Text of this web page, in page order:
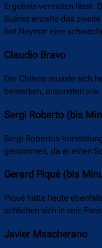
Ergebnis vermuten lässt.
Suárez erzielte das
bot Neymar eine
Claudio Bravo
Der Chilene musste sich
bemerken, ansonsten
Sergi Roberto (bis
Sergi Robertos
genommen, da er einen
Gerard Piqué (bis
Piqué hatte heute
schlichen sich in sein
Javier Mascherano